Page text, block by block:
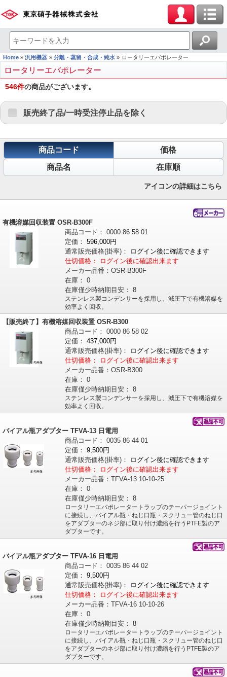
Home 汎用機器 分離・蒸留・合成・純水 ロータリーエバポレーター
ロータリーエバポレーター
546件の商品がございます。
販売終了品/一時受注停止品を除く
商品コード
価格
商品名
在庫順
アイコンの詳細はこちら
有機溶媒回収装置 OSR-B300F
商品コード： 0000 86 58 01
定価： 596,000円
通常販売価格(掛率)：
ログイン後に確認できます
仕切価格：
ログイン後に確認出来ます
メーカー品番： OSR-B300F
在庫： 0
在庫僅少時納期目安： 8
ステンレス製コンデンサーを採用し、減圧下で有機溶媒を
効率よく回収。
【販売終了】有機溶媒回収装置 OSR-B300
商品コード： 0000 86 58 02
定価： 437,000円
通常販売価格(掛率)：
ログイン後に確認できます
仕切価格：
ログイン後に確認出来ます
メーカー品番： OSR-B300
在庫： 0
在庫僅少時納期目安： 8
ステンレス製コンデンサーを採用し、減圧下で有機溶媒を
効率よく回収。
バイアル瓶アダプター TFVA-13 日電用
商品コード： 0035 86 44 01
定価： 9,500円
通常販売価格(掛率)：
ログイン後に確認できます
仕切価格：
ログイン後に確認出来ます
メーカー品番： TFVA-13 10-10-25
在庫： 0
在庫僅少時納期目安： 8
ロータリーエバポレータートラップのテーパージョイント
に接続し、バイアル瓶・ねじ口瓶・スクリュー管のねじ口
をアダプターのネジ部に取り付け濃縮を行うPTFE製のア
ダプターです。
バイアル瓶アダプター TFVA-16 日電用
商品コード： 0035 86 44 02
定価： 9,500円
通常販売価格(掛率)：
ログイン後に確認できます
仕切価格：
ログイン後に確認出来ます
メーカー品番： TFVA-16 10-10-26
在庫： 0
在庫僅少時納期目安： 8
ロータリーエバポレータートラップのテーパージョイント
に接続し、バイアル瓶・ねじ口瓶・スクリュー管のねじ口
をアダプターのネジ部に取り付け濃縮を行うPTFE製のア
ダプターです。